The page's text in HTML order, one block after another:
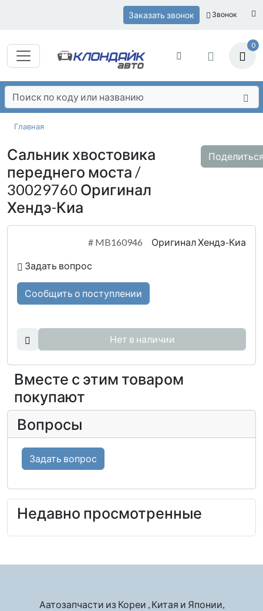
Заказать звонок Звонок
0
Главная
Сальник хвостовика
переднего моста /
30029760 Оригинал
Хендэ-Киа
# MB160946 Оригинал Хендэ-Киа
Задать вопрос
Сообщить о поступлении
Нет в наличии
Вместе с этим товаром
покупают
Вопросы
Задать вопрос
Недавно просмотренные
Аатозапчасти из Кореи , Китая и Японии,